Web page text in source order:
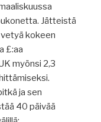
Jätteistä
kokeen
£:aa
myönsi 2,3
ja sen
40 päivää